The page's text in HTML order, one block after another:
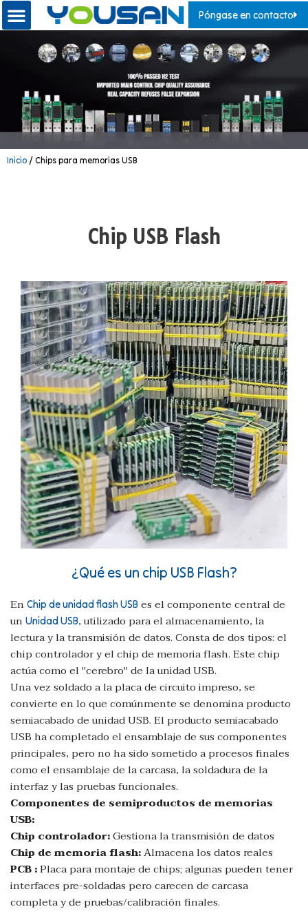
Póngase en contacto
Inicio / Chips para memorias USB
Chip USB Flash
¿Qué es un chip USB Flash?
En Chip de unidad flash USB es el componente central de
un Unidad USB, utilizado para el almacenamiento, la
lectura y la transmisión de datos. Consta de dos tipos: el
chip controlador y el chip de memoria flash. Este chip
actúa como el "cerebro" de la unidad USB.
Una vez soldado a la placa de circuito impreso, se
convierte en lo que comúnmente se denomina producto
semiacabado de unidad USB. El producto semiacabado
USB ha completado el ensamblaje de sus componentes
principales, pero no ha sido sometido a procesos finales
como el ensamblaje de la carcasa, la soldadura de la
interfaz y las pruebas funcionales.
Componentes de semiproductos de memorias
USB:
Chip controlador:Gestiona la transmisión de datos
Chip de memoria flash:Almacena los datos reales
PCB :Placa para montaje de chips; algunas pueden tener
interfaces pre-soldadas pero carecen de carcasa
completa y de pruebas/calibración finales.